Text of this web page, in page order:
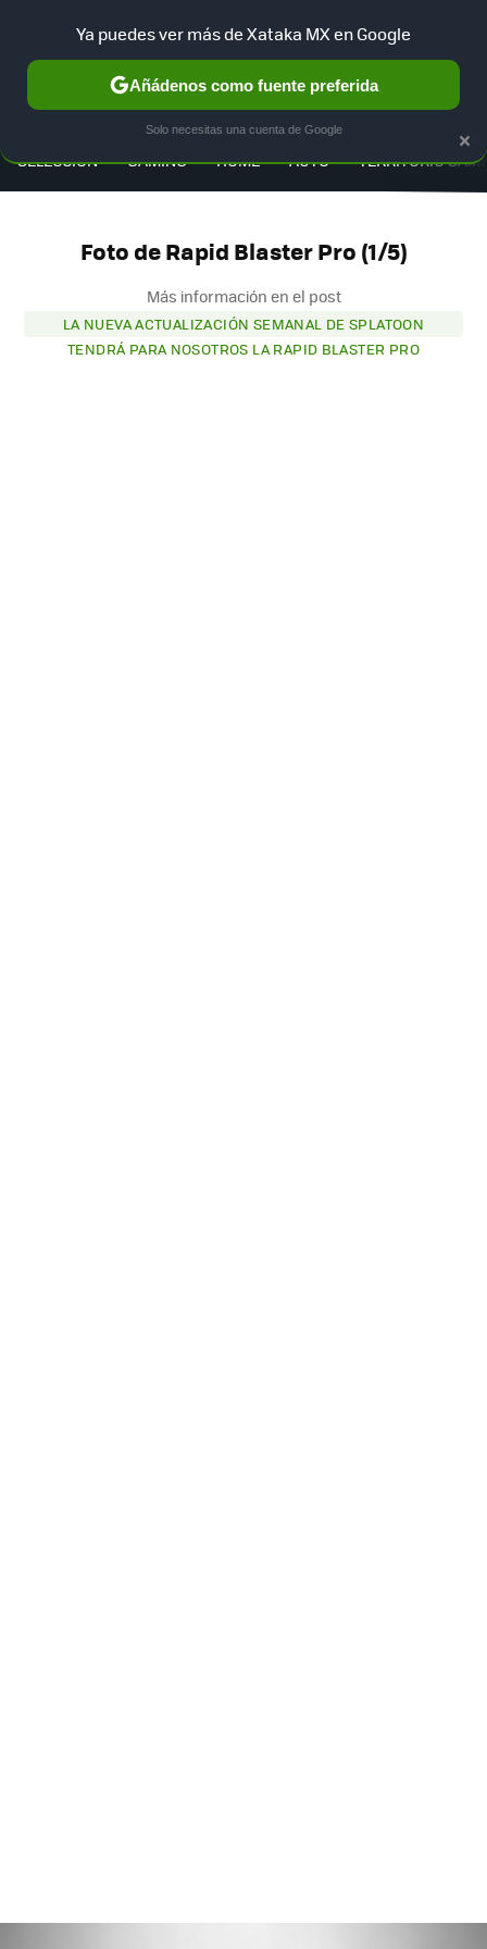
SELECCIÓN GAMING HOME AUTO TERRITORIO
Foto de Rapid Blaster Pro (1/5)
Más información en el post
LA NUEVA ACTUALIZACIÓN SEMANAL DE SPLATOON
TENDRÁ PARA NOSOTROS LA RAPID BLASTER PRO
×
Ya puedes ver más de Xataka MX en Google
Añádenos como fuente preferida
Solo necesitas una cuenta de Google